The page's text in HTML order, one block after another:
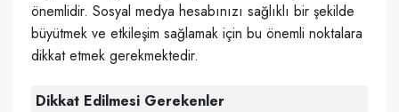
önemlidir. Sosyal medya hesabınızı sağlıklı bir şekilde
büyütmek ve etkileşim sağlamak için bu önemli noktalara
dikkat etmek gerekmektedir.
Dikkat Edilmesi Gerekenler